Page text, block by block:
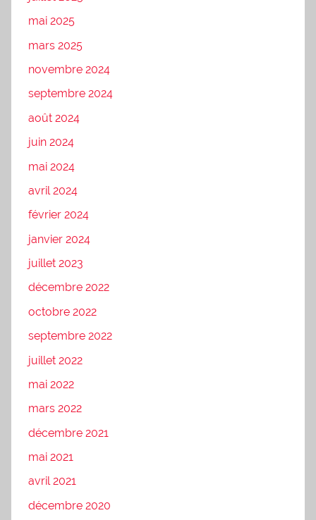
mai 2025
mars 2025
novembre 2024
septembre 2024
août 2024
juin 2024
mai 2024
avril 2024
février 2024
janvier 2024
juillet 2023
décembre 2022
octobre 2022
septembre 2022
juillet 2022
mai 2022
mars 2022
décembre 2021
mai 2021
avril 2021
décembre 2020